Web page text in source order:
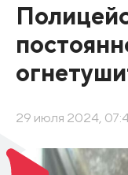
29 июля 2024,